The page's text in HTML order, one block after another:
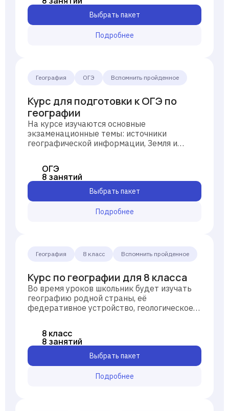
Подробнее
Выбрать пакет
География ОГЭ Вспомнить пройденное
Курс для подготовки к ОГЭ по
географии
На курсе изучаются основные
экзаменационные темы: источники
географической информации, Земля и
география России. Также школьник узнает,
как устроен ОГЭ и пройдёт пробное
ОГЭ
8 занятий
Подробнее
Выбрать пакет
География 8 класс Вспомнить пройденное
Курс по географии для 8 класса
Во время уроков школьник будет изучать
географию родной страны, её
федеративное устройство, геологическое
ресурсы, численность и состав населения
России.
8 класс
8 занятий
Подробнее
Выбрать пакет